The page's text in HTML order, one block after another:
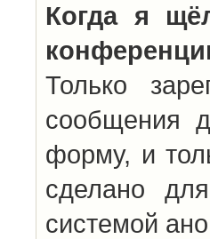
Когда я
Только
сообщения
форму, и
сделано
системой